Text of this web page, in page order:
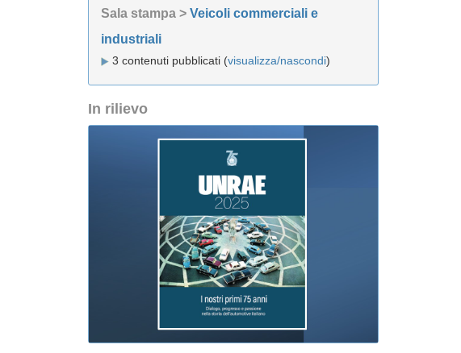
Sala stampa > Veicoli commerciali e
industriali
3 contenuti pubblicati (visualizza/nascondi)
In rilievo